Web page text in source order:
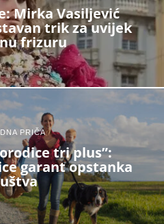
Mirka Vasiljević
trik za uvijek
frizuru
PRIČA
tri plus”:
garant opstanka